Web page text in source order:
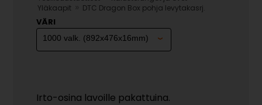
Yläkaapit DTC Dragon Box pohja levytakasrj.
VÄRI
Irto-osina lavoille pakattuina.